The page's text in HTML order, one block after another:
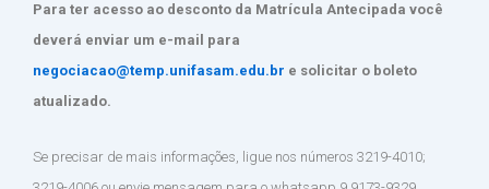
Para ter acesso ao desconto da Matrícula Antecipada você
deverá enviar um e-mail para
negociacao@temp.unifasam.edu.br e solicitar o boleto
atualizado.
Se precisar de mais informações, ligue nos números 3219-4010;